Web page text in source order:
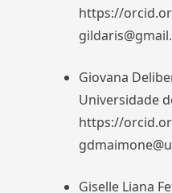
https://
Giovana
Universidade
https://
Giselle Liana